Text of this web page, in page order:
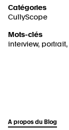
Catégories
CullyScope
Mots-clés
interview, portrait
A propos du Blog